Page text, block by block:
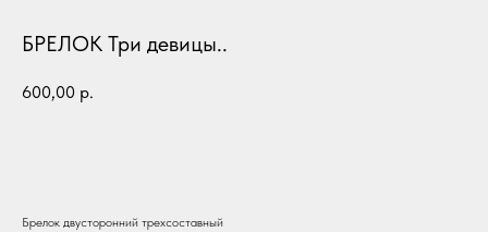
БРЕЛОК Три девицы..
600,00 р.
Брелок двусторонний трехсоставный